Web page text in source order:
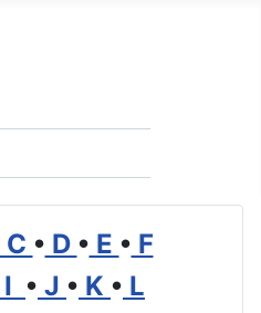
C • D • E • F
I • J • K • L